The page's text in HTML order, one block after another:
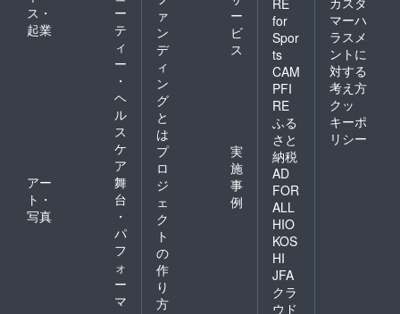
べき処
置を取
らせて
いただ
きま
す）
ス・
起業
ー
テ
ィ
ー
・
ヘ
ル
ス
ケ
ア
アー
ト・
写真
舞
台
・
パ
フ
ォ
ー
マ
ァ
ン
デ
ィ
ン
グ
と
は
ー
ビ
ス
プ
ロ
ジ
ェ
ク
ト
の
作
り
方
実
施
事
例
for
Spor
ts
CAM
PFI
RE
ふる
さと
納税
AD
FOR
ALL
HIO
KOS
HI
JFA
クラ
ウド
マーハ
ラスメ
ントに
対する
考え方
クッ
キーポ
リシー